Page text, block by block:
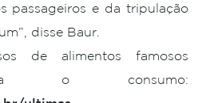
passageiros e da tripulação
disse Baur.
de alimentos famosos
o consumo: